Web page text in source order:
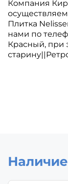
Компания
Плитка
нами по
Красный, при